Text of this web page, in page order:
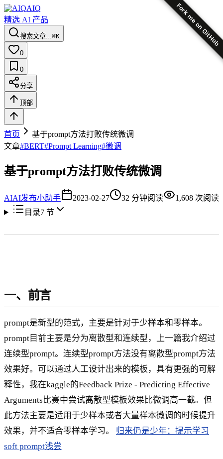
Fork me on GitHub
AIQ
精选 AI 产品
搜索文章...⌘K
0
0
分享
顶部
首页
基于prompt方法打败传统微调
文章#BERT#Prompt Learning#微调
基于prompt方法打败传统微调
AIAI发布小助手 2023-02-27 32 分钟阅读 1,608 次阅读
目录7节
一、前言
prompt是新型的范式，主要是针对于少样本和零样本。
prompt目前主要是分为离散型和连续型，上一篇我介绍过
连续型prompt。连续型prompt方法没有离散型prompt方法
效果好。可以通过人工设计出来的模板，具有更强的可解
释性，我在kaggle的Feedback Prize - Predicting Effective
Arguments比赛中尝试离散型模板效果比微调高一截。但
此方法主要是适用于少样本或者大量样本微调的时候提升
效果，并不适合零样本学习。 归来仍是少年：提示学习
soft prompt浅尝